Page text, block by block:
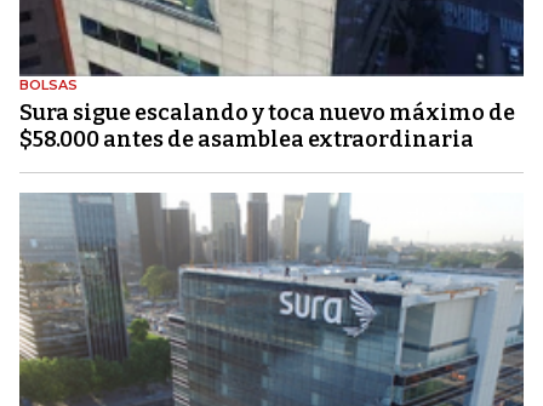
BOLSAS
Sura sigue escalando y toca nuevo máximo de
$58.000 antes de asamblea extraordinaria